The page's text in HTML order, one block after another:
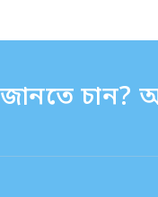
চান?